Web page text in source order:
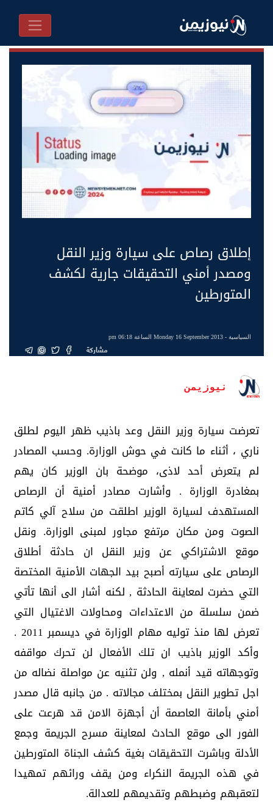
إطلاق رصاص على سيارة وزير النقل
ومصدر أمني التحقيقات جارية لكشف
المتورطين
السياسية- Monday 16 September 2013 الساعة 06:18 pm
مشاركة
نيوزيمن
تعرضت سيارة وزير النقل وعد باذيب ظهر اليوم لطلق
ناري ، أثناء ما كانت في حوش الوزارة. وحسب المصادر
لم يتعرض أحد لاذى، موضحة بان الوزير كان يهم
بمغادرة الوزارة . وأشارت مصادر أمنية أن الرصاص
المستهدف لسيارة الوزير اطلقت من سلاح آلي كاتم
الصوت ومن مكان مرتفع مجاور لمبنى الوزارة. ونقل
موقع الاشتراكي عن وزير النقل ان حادثة أطلاق
الرصاص على سيارته أصبح بيد الجهات الأمنية المختصة
التي حضرت لمعاينة الحادثة , لكنه أشار الى أنها تأتي
ضمن سلسلة من الاعتداءات ومحاولات الاغتيال التي
تعرض لها منذ توليه مهام الوزارة في ديسمبر 2011 .
وأكد الوزير باذيب ان تلك الأفعال لن تحرك مواقفه
وتوجهاته قيد أنمله , ولن تثنيه عن مواصلة نضاله من
اجل تطوير النقل بمختلف مجالاته . من جانبه قال مصدر
أمني بأمانة العاصمة أن أجهزة الامن قد هرعت على
الفور الى موقع الحادث لمعاينة مسرح الجريمة وجمع
الأدلة وباشرت التحقيقات بغية كشف الجناة المتورطين
في هذه الجريمة النكراء ومن يقف ورائهم تمهيدا
لتعقبهم وضبطهم وتقديمهم للعدالة.